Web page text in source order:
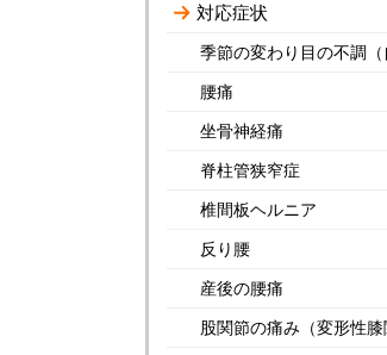
対応症状
季節の変わり目の不調（
腰痛
坐骨神経痛
脊柱管狭窄症
椎間板ヘルニア
反り腰
産後の腰痛
股関節の痛み（変形性膝